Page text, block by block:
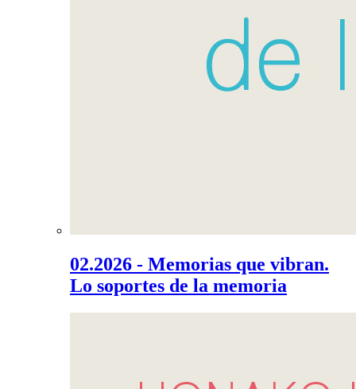
02.2026 - Memorias que vibran.
Lo soportes de la memoria